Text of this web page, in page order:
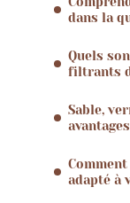
dans la
Quels
filtrants
Sable,
adapté à